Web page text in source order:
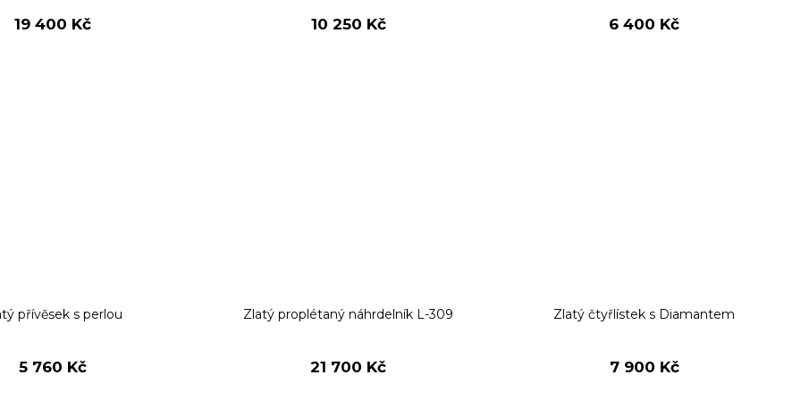
19 400 Kč 10 250 Kč 6 400 Kč
přívěsek s perlou
5 760 Kč
Zlatý proplétaný náhrdelník L-309
21 700 Kč
Zlatý čtyřlístek s Diamantem
7 900 Kč